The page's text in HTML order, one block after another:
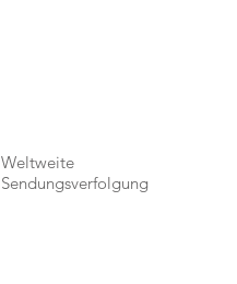
Weltweite
Sendungsverfolgung